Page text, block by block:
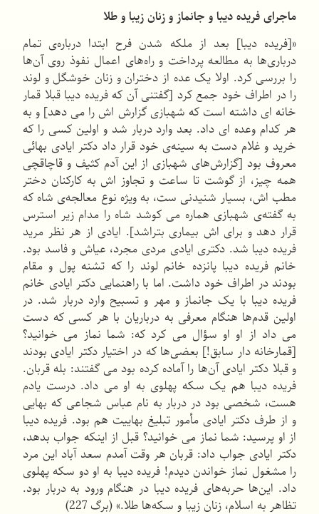
ماجرای فریده دیبا و جانماز و زنان زیبا و طلا
«[فریده دیبا] بعد از ملکه شدن فرح ابتدا درباره‌ی تمام
درباری‌ها به مطالعه پرداخت و راه‌های اعمال نفوذ روی آن‌ها
را بررسی کرد. اولا یک عده از دختران و زنان خوشگل و لوند
را در اطراف خود جمع کرد [گفتنی آن که فریده دیبا قبلا قمار
خانه ای داشته است که شهبازی گزارش اش را می دهد] و به
هر کدام وعده ای داد. بعد وارد دربار شد و اولین کسی را که
خرید و غلام دست به سینه‌ی خود قرار داد دکتر ایادی بهائی
معروف بود [گزارش‌های شهبازی از این آدم کثیف و قاچاقچی
همه چیز، از گوشت تا ساعت و تجاوز اش به کارکنان دختر
مطب اش، بسیار شنیدنی ست، به ویژه نوع معالجه‌ی شاه که
به گفته‌ی شهبازی هماره می کوشد شاه را مدام زیر استرس
قرار دهد و برای اش بیماری بتراشد]. ایادی از هر نظر مرید
فریده دیبا شد. دکتری ایادی مردی مجرد، عیاش و فاسد بود.
خانم فریده دیبا پانزده خانم لوند را که تشنه پول و مقام
بودند در اطراف خود داشت. اما با راهنمایی دکتر ایادی خانم
فریده دیبا با یک جانماز و مهر و تسبیح وارد دربار شد. در
اولین قدم‌ها هنگام معرفی به درباریان با هر کسی که دست
می داد از او او سؤال می کرد که: شما نماز می خوانید؟
[قمارخانه دار سابق!] بعضی‌ها که در اختیار دکتر ایادی بودند
و قبلا دکتر ایادی آن‌ها را آماده کرده بود می گفتند: بله قربان.
فریده دیبا هم یک سکه پهلوی به او می داد. درست یادم
هست، شخصی بود در دربار به نام عباس شجاعی که بهایی
و از طرف دکتر ایادی مأمور تبلیغ بهاییت هم بود. فریده دیبا
از او پرسید: شما نماز می خوانید؟ قبل از اینکه جواب بدهد،
دکتر ایادی جواب داد: قربان هر وقت آمدم سعد آباد این مرد
را مشغول نماز خواندن دیدم! فریده دیبا به او دو سکه پهلوی
داد. این‌ها حربه‌های فریده دیبا در هنگام ورود به دربار بود.
تظاهر به اسلام، زنان زیبا و سکه‌ها طلا.» (برگ 227)